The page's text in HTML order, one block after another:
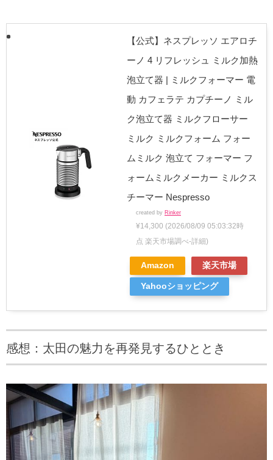
【公式】ネスプレッソ エアロチ
ーノ 4 リフレッシュ ミルク加熱
泡立て器 | ミルクフォーマー 電
動 カフェラテ カプチーノ ミル
ク泡立て器 ミルクフローサー
ミルク ミルクフォーム フォー
ムミルク 泡立て フォーマー フ
ォームミルクメーカー ミルクス
チーマー Nespresso
created by Rinker
¥14,300 (2026/08/09 05:03:32時
点 楽天市場調べ-詳細)
Amazon 楽天市場
Yahooショッピング
感想：太田の魅力を再発見するひととき